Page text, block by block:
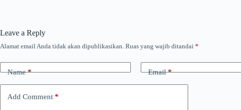
Leave a Reply
Alamat email Anda tidak akan dipublikasikan. Ruas yang wajib ditandai *
Name* Email*
Add Comment *